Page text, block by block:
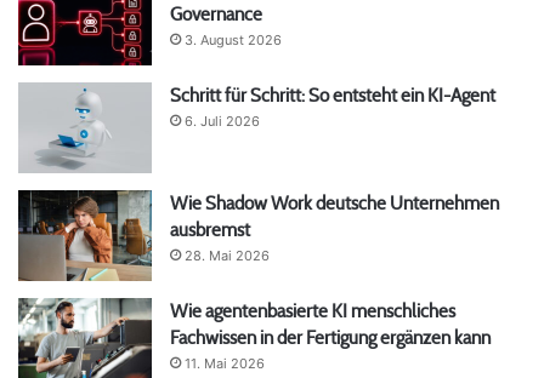
Governance
3. August 2026
Schritt für Schritt: So entsteht ein KI-Agent
6. Juli 2026
Wie Shadow Work deutsche Unternehmen
ausbremst
28. Mai 2026
Wie agentenbasierte KI menschliches
Fachwissen in der Fertigung ergänzen kann
11. Mai 2026